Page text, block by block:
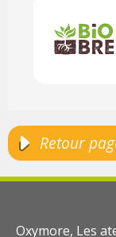
Retour
Oxymore, Les